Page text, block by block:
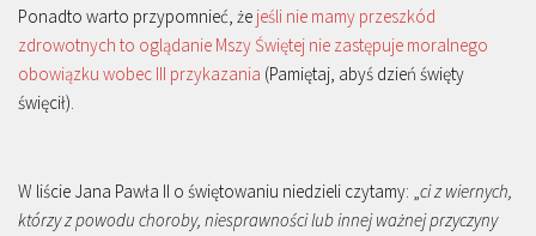
Ponadto warto przypomnieć, że jeśli nie mamy przeszkód
zdrowotnych to oglądanie Mszy Świętej nie zastępuje moralnego
obowiązku wobec III przykazania (Pamiętaj, abyś dzień święty
święcił).
W liście Jana Pawła II o świętowaniu niedzieli czytamy: „ci z wiernych,
którzy z powodu choroby, niesprawności lub innej ważnej przyczyny